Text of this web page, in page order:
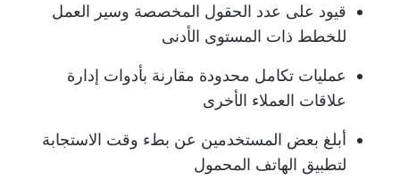
قيود على عدد الحقول المخصصة وسير العمل
للخطط ذات المستوى الأدنى
عمليات تكامل محدودة مقارنة بأدوات إدارة
علاقات العملاء الأخرى
أبلغ بعض المستخدمين عن بطء وقت الاستجابة
لتطبيق الهاتف المحمول